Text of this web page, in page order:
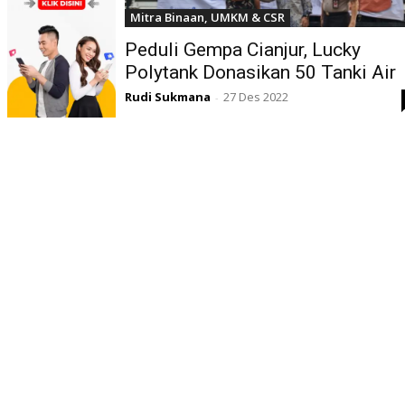
Mitra Binaan, UMKM & CSR
Peduli Gempa Cianjur, Lucky
Polytank Donasikan 50 Tanki Air
Rudi Sukmana - 27 Des 2022